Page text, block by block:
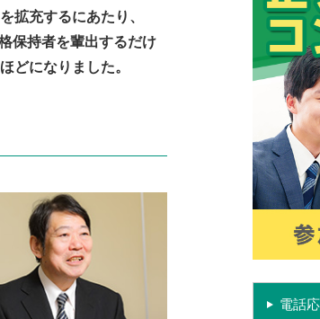
拡充するにあたり、
保持者を輩出するだけ
どになりました。
電話